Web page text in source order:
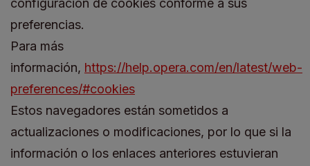
preferencias.
Para más
información, https://help.opera.com/en/latest/web-
preferences/#cookies
Estos navegadores están sometidos a
actualizaciones o modificaciones, por lo que si la
información o los enlaces anteriores estuvieran